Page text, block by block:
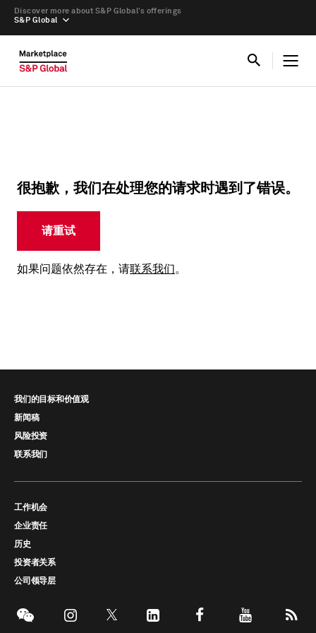
S&P Global
Discover more about S&P Global’s offerings
很抱歉，我们在处理您的请求时遇到了错误。
请重试
如果问题依然存在，请联系我们。
我们的目标和价值观
新闻稿
风险投资
联系我们
工作机会
企业责任
历史
投资者关系
公司领导层